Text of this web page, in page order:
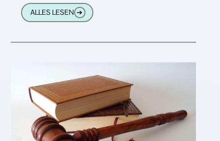
Landgericht zu einer verhältnismäßig milden
Strafe verurteilt worden. Das
ALLES LESEN ➔